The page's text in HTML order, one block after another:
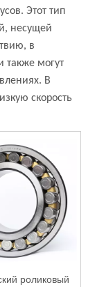
Этот тип
несущей
в
также могут
В
скорость
роликовый